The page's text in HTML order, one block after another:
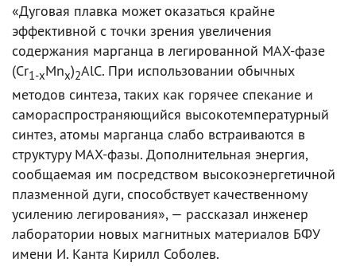
«Дуговая плавка может оказаться крайне
эффективной с точки зрения увеличения
содержания марганца в легированной МАХ-фазе
(Cr1-xMnx)2AlC. При использовании обычных
методов синтеза, таких как горячее спекание и
самораспространяющийся высокотемпературный
синтез, атомы марганца слабо встраиваются в
структуру МАХ-фазы. Дополнительная энергия,
сообщаемая им посредством высокоэнергетичной
плазменной дуги, способствует качественному
усилению легирования», — рассказал инженер
лаборатории новых магнитных материалов БФУ
имени И. Канта Кирилл Соболев.